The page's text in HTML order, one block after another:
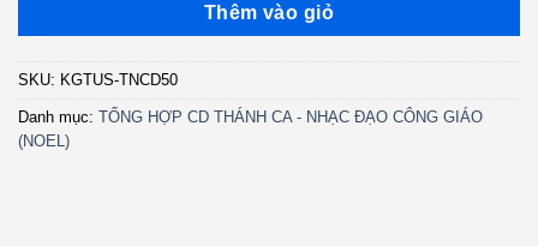
Thêm vào giỏ
SKU: KGTUS-TNCD50
Danh mục: TỔNG HỢP CD THÁNH CA - NHẠC ĐẠO CÔNG GIÁO
(NOEL)